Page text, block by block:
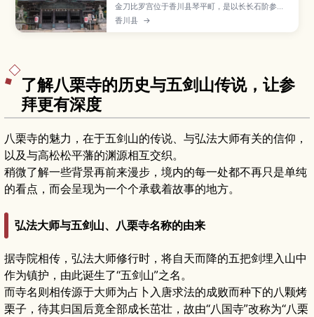
金刀比罗宫位于香川县琴平町，是以长长石阶参道
闻名、供奉海上与旅途守护神的知名神社。文章将
介绍从参道入口到本宫与奥社的登阶路线与沿途风
香川县 →
了解八栗寺的历史与五剑山传说，让参
拜更有深度
八栗寺的魅力，在于五剑山的传说、与弘法大师有关的信仰，
以及与高松松平藩的渊源相互交织。
稍微了解一些背景再前来漫步，境内的每一处都不再只是单纯
的看点，而会呈现为一个个承载着故事的地方。
弘法大师与五剑山、八栗寺名称的由来
据寺院相传，弘法大师修行时，将自天而降的五把剑埋入山中
作为镇护，由此诞生了“五剑山”之名。
而寺名则相传源于大师为占卜入唐求法的成败而种下的八颗烤
栗子，待其归国后竟全部成长茁壮，故由“八国寺”改称为“八栗